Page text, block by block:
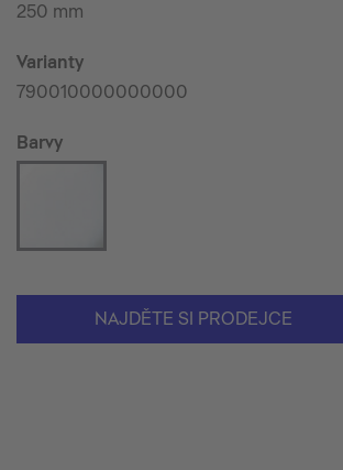
250 mm
Varianty
790010000000000
Barvy
NAJDĚTE SI PRODEJCE